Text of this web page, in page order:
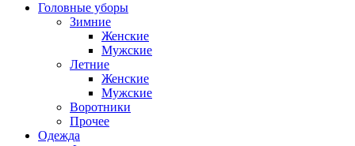
Головные уборы
Зимние
Женские
Мужские
Летние
Женские
Мужские
Воротники
Прочее
Одежда